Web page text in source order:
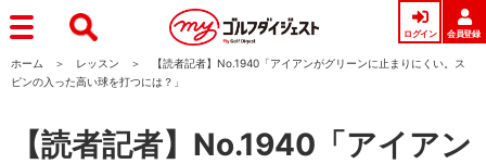
ログイン 会員登録
ホーム レッスン
【読者記者】No.1940「アイアンがグリーンに止まりにくい。ス
ピンの入った高い球を打つには？」
【読者記者】No.1940「アイアン